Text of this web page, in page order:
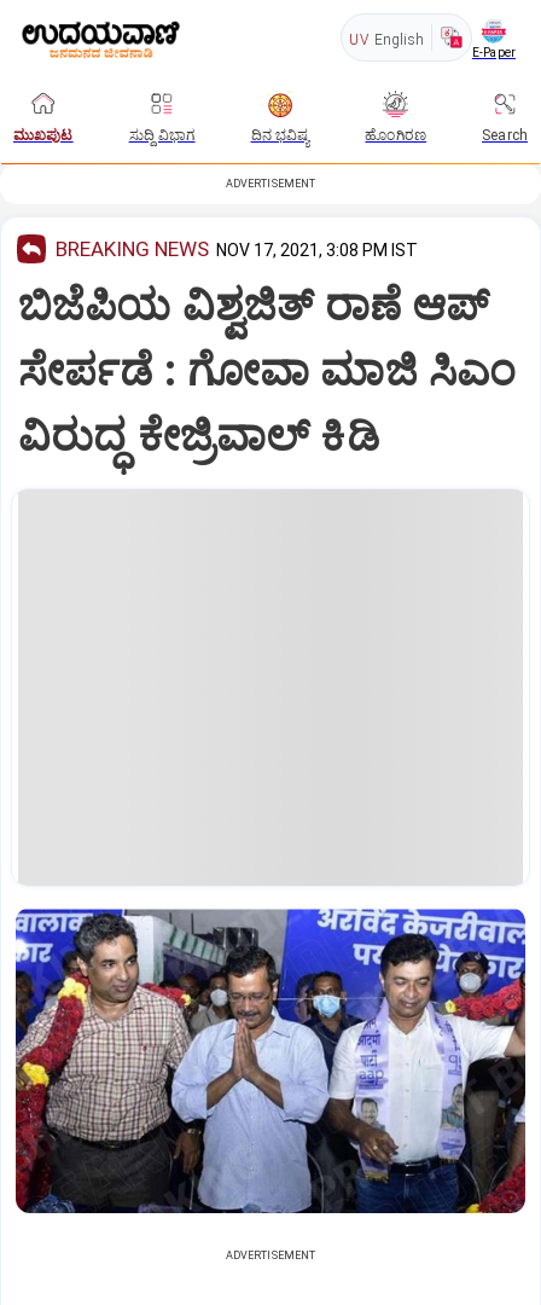
UV English
E-Paper
ಮುಖಪುಟ ಸುದ್ದಿ ವಿಭಾಗ ದಿನ ಭವಿಷ್ಯ ಹೊಂಗಿರಣ Search
ADVERTISEMENT
BREAKING NEWS NOV 17, 2021, 3:08 PM IST
ಬಿಜೆಪಿಯ ವಿಶ್ವಜಿತ್ ರಾಣೆ ಆಪ್
ಸೇರ್ಪಡೆ : ಗೋವಾ ಮಾಜಿ ಸಿಎಂ
ವಿರುದ್ಧ ಕೇಜ್ರಿವಾಲ್ ಕಿಡಿ
ADVERTISEMENT